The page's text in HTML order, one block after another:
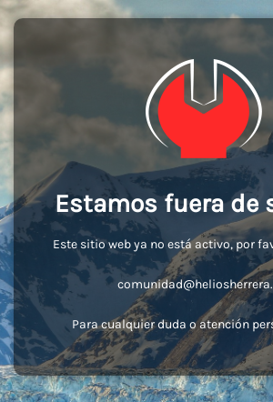
Estamos fuera de
Este sitio web ya no está activo, por
Para cualquier duda o atención